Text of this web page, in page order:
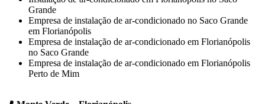
Grande
Empresa de instalação de ar-condicionado no Saco Grande
em Florianópolis
Empresa de instalação de ar-condicionado em Florianópolis
no Saco Grande
Empresa de instalação de ar-condicionado em Florianópolis
Perto de Mim